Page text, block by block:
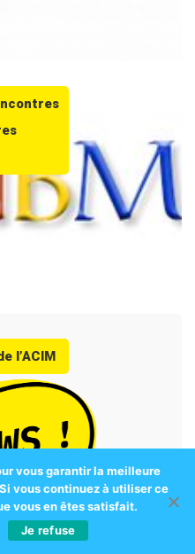
l’ACIM
vous garantir la meilleure
vous continuez à utiliser ce
vous en êtes satisfait.
Je refuse